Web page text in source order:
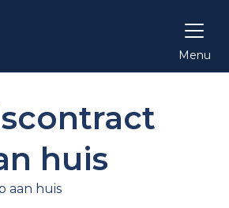
Menu
huis
aan huis